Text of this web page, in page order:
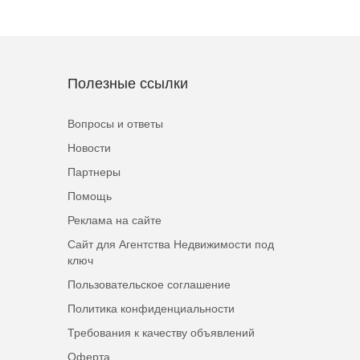
Полезные ссылки
Вопросы и ответы
Новости
Партнеры
Помощь
Реклама на сайте
Сайт для Агентства Недвижимости под
ключ
Пользовательское соглашение
Политика конфиденциальности
Требования к качеству объявлений
Оферта